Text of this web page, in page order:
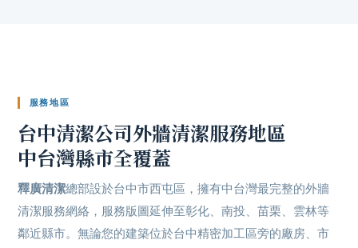
服務地區
台中清潔公司外牆清潔服務地區
中台灣縣市全覆蓋
釋廣清潔總部設於台中市西屯區，擁有中台灣最完整的外牆
清潔服務網絡，服務版圖延伸至彰化、南投、苗栗、雲林等
鄰近縣市。無論您的建築位於台中精密加工區旁的廠房、市